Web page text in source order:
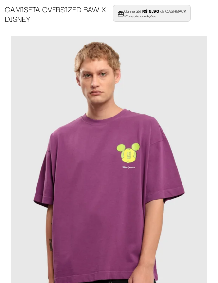
CAMISETA OVERSIZED BAW X
DISNEY
Ganhe atéR$ 8,90de CASHBACK
*Consulte condições